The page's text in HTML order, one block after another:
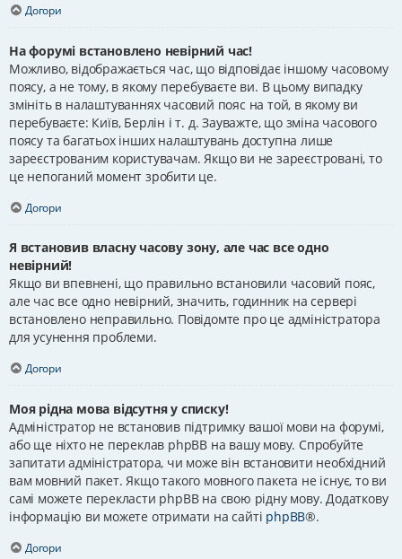
Догори
На форумі встановлено невірний час!
Можливо, відображається час, що відповідає іншому часовому
поясу, а не тому, в якому перебуваєте ви. В цьому випадку
змініть в налаштуваннях часовий пояс на той, в якому ви
перебуваєте: Київ, Берлін і т. д. Зауважте, що зміна часового
поясу та багатьох інших налаштувань доступна лише
зареєстрованим користувачам. Якщо ви не зареєстровані, то
це непоганий момент зробити це.
Догори
Я встановив власну часову зону, але час все одно
невірний!
Якщо ви впевнені, що правильно встановили часовий пояс,
але час все одно невірний, значить, годинник на сервері
встановлено неправильно. Повідомте про це адміністратора
для усунення проблеми.
Догори
Моя рідна мова відсутня у списку!
Адміністратор не встановив підтримку вашої мови на форумі,
або ще ніхто не переклав phpBB на вашу мову. Спробуйте
запитати адміністратора, чи може він встановити необхідний
вам мовний пакет. Якщо такого мовного пакета не існує, то ви
самі можете перекласти phpBB на свою рідну мову. Додаткову
інформацію ви можете отримати на сайті phpBB®.
Догори